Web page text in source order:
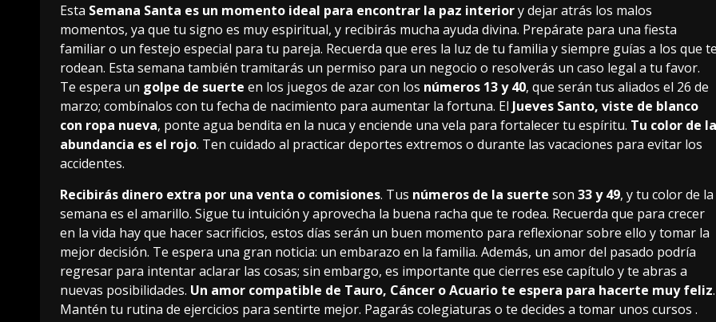
Esta Semana Santa es un momento ideal para encontrar la paz interiory dejar atrás los malos
momentos, ya que tu signo es muy espiritual, y recibirás mucha ayuda divina. Prepárate para una fiesta
familiar o un festejo especial para tu pareja. Recuerda que eres la luz de tu familia y siempre guías a los que
rodean. Esta semana también tramitarás un permiso para un negocio o resolverás un caso legal a tu favor.
Te espera un golpe de suerte en los juegos de azar con los números 13 y 40, que serán tus aliados el 26 de
marzo; combínalos con tu fecha de nacimiento para aumentar la fortuna. El Jueves Santo, viste de blanco
con ropa nueva, ponte agua bendita en la nuca y enciende una vela para fortalecer tu espíritu. Tu color de la
abundancia es el rojo. Ten cuidado al practicar deportes extremos o durante las vacaciones para evitar los
accidentes.
Recibirás dinero extra por una venta o comisiones. Tus números de la suerte son 33 y 49, y tu color de la
semana es el amarillo. Sigue tu intuición y aprovecha la buena racha que te rodea. Recuerda que para crecer
en la vida hay que hacer sacrificios, estos días serán un buen momento para reflexionar sobre ello y tomar la
mejor decisión. Te espera una gran noticia: un embarazo en la familia. Además, un amor del pasado podría
regresar para intentar aclarar las cosas; sin embargo, es importante que cierres ese capítulo y te abras a
nuevas posibilidades. Un amor compatible de Tauro, Cáncer o Acuario te espera para hacerte muy feliz.
Mantén tu rutina de ejercicios para sentirte mejor. Pagarás colegiaturas o te decides a tomar unos cursos .